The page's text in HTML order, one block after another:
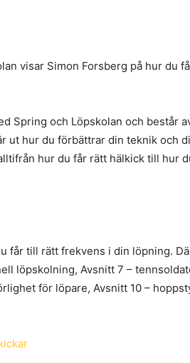
visar Simon Forsberg på hur du
Spring och Löpskolan och består
ut hur du förbättrar din teknik och
hur du får rätt hälkick till hur
får till rätt frekvens i din löpning.
löpskolning, Avsnitt 7 –
för löpare, Avsnitt 10 –